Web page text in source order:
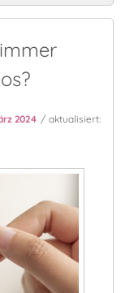
2024 / aktualisiert: